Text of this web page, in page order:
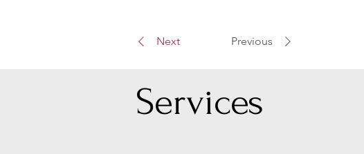
Previous
Next
Services